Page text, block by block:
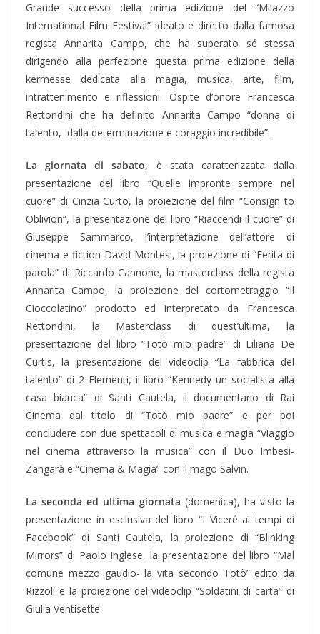
Grande successo della prima edizione del “Milazzo
International Film Festival” ideato e diretto dalla famosa
regista Annarita Campo, che ha superato sé stessa
dirigendo alla perfezione questa prima edizione della
kermesse dedicata alla magia, musica, arte, film,
intrattenimento e riflessioni. Ospite d’onore Francesca
Rettondini che ha definito Annarita Campo “donna di
talento, dalla determinazione e coraggio incredibile”.
La giornata di sabato, è stata caratterizzata dalla
presentazione del libro “Quelle impronte sempre nel
cuore” di Cinzia Curto, la proiezione del film “Consign to
Oblivion”, la presentazione del libro “Riaccendi il cuore” di
Giuseppe Sammarco, l’interpretazione dell’attore di
cinema e fiction David Montesi, la proiezione di “Ferita di
parola” di Riccardo Cannone, la masterclass della regista
Annarita Campo, la proiezione del cortometraggio “Il
Cioccolatino” prodotto ed interpretato da Francesca
Rettondini, la Masterclass di quest’ultima, la
presentazione del libro “Totò mio padre” di Liliana De
Curtis, la presentazione del videoclip “La fabbrica del
talento” di 2 Elementi, il libro “Kennedy un socialista alla
casa bianca” di Santi Cautela, il documentario di Rai
Cinema dal titolo di “Totò mio padre” e per poi
concludere con due spettacoli di musica e magia “Viaggio
nel cinema attraverso la musica” con il Duo Imbesi-
Zangarà e “Cinema & Magia” con il mago Salvin.
La seconda ed ultima giornata (domenica), ha visto la
presentazione in esclusiva del libro “I Viceré ai tempi di
Facebook” di Santi Cautela, la proiezione di “Blinking
Mirrors” di Paolo Inglese, la presentazione del libro “Mal
comune mezzo gaudio- la vita secondo Totò” edito da
Rizzoli e la proiezione del videoclip “Soldatini di carta” di
Giulia Ventisette.